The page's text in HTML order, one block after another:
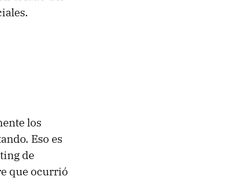
los
Eso es
de
que ocurrió